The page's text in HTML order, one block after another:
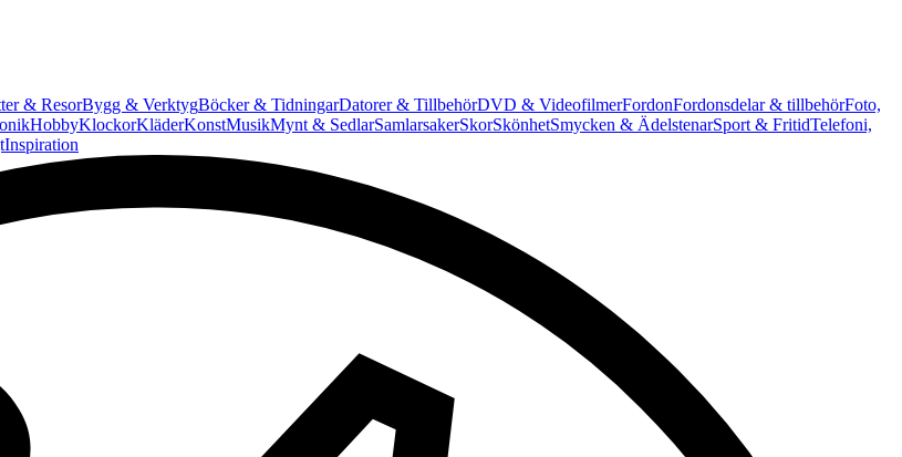
& ResorBygg & VerktygBöcker & TidningarDatorer & TillbehörDVD & VideofilmerFordonFordonsdelar & tillbehörFoto,
HobbyKlockorKläderKonstMusikMynt & SedlarSamlarsakerSkorSkönhetSmycken & ÄdelstenarSport & FritidTelefoni,
Inspiration